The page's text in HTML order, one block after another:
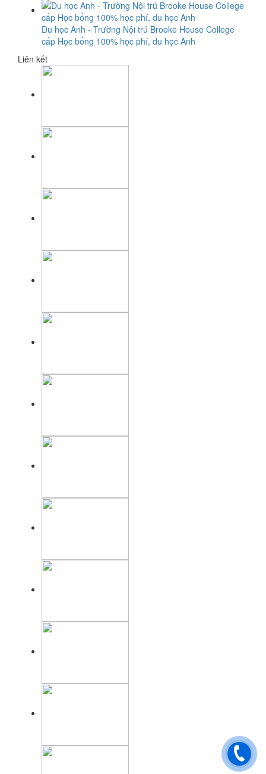
Du học Anh - Trường Nội trú Brooke House College
cấp Học bổng 100% học phí, du học Anh
Liên kết